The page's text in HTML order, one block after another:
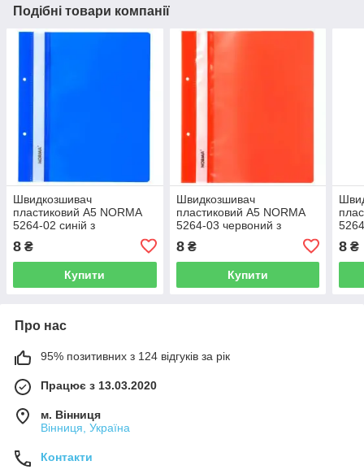
Подібні товари компанії
Швидкозшивач
пластиковий А5 NORMA
5264-02 синій з
8 ₴
Купити
Швидкозшивач
пластиковий А5 NORMA
5264-03 червоний з
8₴
Купити
8 ₴
Про нас
95% позитивних з 124 відгуків за рік
Працює з 13.03.2020
м. Вінниця
Вінниця, Україна
Контакти